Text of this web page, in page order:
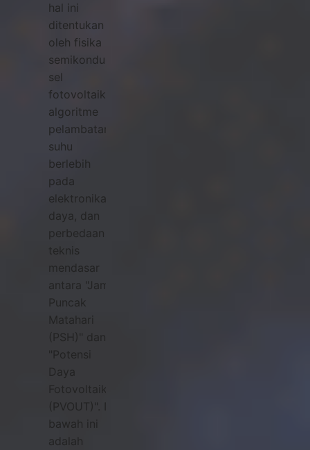
hal ini
ditentukan
oleh fisika
semikonduktor
sel
fotovoltaik,
algoritme
pelambatan
suhu
berlebih
pada
elektronika
daya, dan
perbedaan
teknis
mendasar
antara "Jam
Puncak
Matahari
(PSH)" dan
"Potensi
Daya
Fotovoltaik
(PVOUT)". Di
bawah ini
adalah